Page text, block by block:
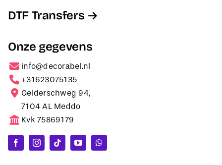
DTF Transfers
Onze gegevens
info@decorabel.nl
+31623075135
Gelderschweg 94,
7104 AL Meddo
Kvk 75869179